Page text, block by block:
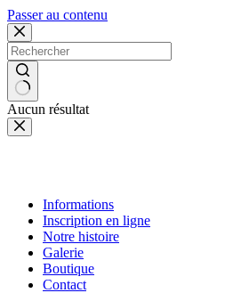
Passer au contenu
Aucun résultat
Informations
Inscription en ligne
Notre histoire
Galerie
Boutique
Contact